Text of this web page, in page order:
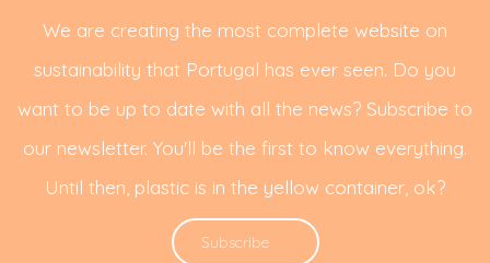
We are creating the most complete website on
sustainability that Portugal has ever seen. Do you
want to be up to date with all the news? Subscribe to
our newsletter. You'll be the first to know everything.
Until then, plastic is in the yellow container, ok?
Subscribe